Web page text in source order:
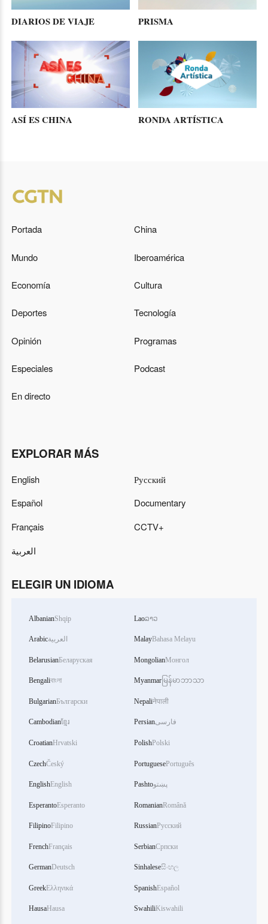
DIARIOS DE VIAJE PRISMA
ASÍ ES CHINA RONDA ARTÍSTICA
Portada China
Mundo Iberoamérica
Economía Cultura
Deportes Tecnología
Opinión Programas
Especiales Podcast
En directo
EXPLORAR MÁS
English
Español
Français
العربية
Русский
Documentary
CCTV+
ELEGIR UN IDIOMA
AlbanianShqip
Arabicالعربية
BelarusianБеларуская
Bengaliবাংলা
BulgarianБългарски
Cambodianខ្មែរ
CroatianHrvatski
CzechČeský
EnglishEnglish
EsperantoEsperanto
FilipinoFilipino
FrenchFrançais
GermanDeutsch
GreekΕλληνικά
HausaHausa
Laoລາວ
MalayBahasa Melayu
MongolianМонгол
Myanmar မြန်မာဘာသာ
Nepaliनेपाली
Persianفارسی
PolishPolski
PortuguesePortuguês
Pashtoپښتو
RomanianRomână
RussianРусский
SerbianСрпски
Sinhaleseසිංහල
SpanishEspañol
SwahiliKiswahili